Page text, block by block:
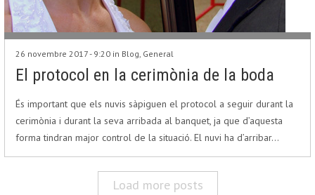
26 novembre 2017 - 9:20 in Blog, General
El protocol en la cerimònia de la boda
És important que els nuvis sàpiguen el protocol a seguir durant la
cerimònia i durant la seva arribada al banquet, ja que d’aquesta
forma tindran major control de la situació. El nuvi ha d’arribar…
Load more posts